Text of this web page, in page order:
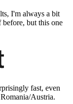
I'm always a bit
but this one
fast, even
Austria.